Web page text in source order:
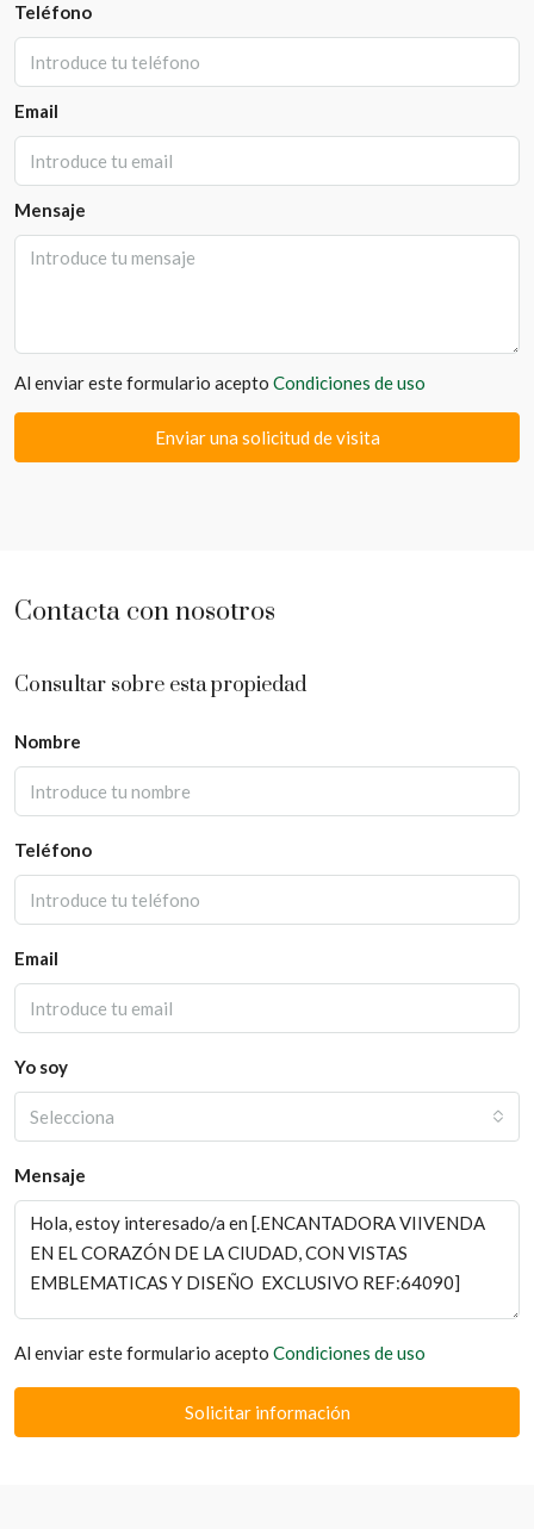
Teléfono
Email
Mensaje
Al enviar este formulario acepto Condiciones de uso
Enviar una solicitud de visita
Contacta con nosotros
Consultar sobre esta propiedad
Nombre
Teléfono
Email
Yo soy
Selecciona
Mensaje
Al enviar este formulario acepto Condiciones de uso
Solicitar información